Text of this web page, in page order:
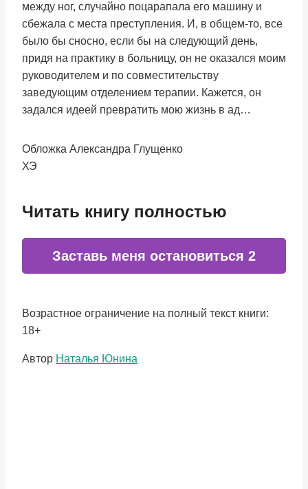
между ног, случайно поцарапала его машину и
сбежала с места преступления. И, в общем-то, все
было бы сносно, если бы на следующий день,
придя на практику в больницу, он не оказался моим
руководителем и по совместительству
заведующим отделением терапии. Кажется, он
задался идеей превратить мою жизнь в ад…
Обложка Александра Глущенко
ХЭ
Читать книгу полностью
Заставь меня остановиться 2
Возрастное ограничение на полный текст книги:
18+
Метки
Автор Наталья Юнина